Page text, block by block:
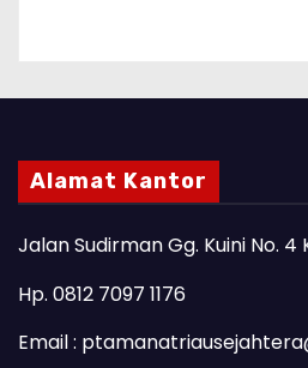
Alamat Kantor
Jalan Sudirman Gg. Kuini No. 4
Hp. 0812 7097 1176
Email :